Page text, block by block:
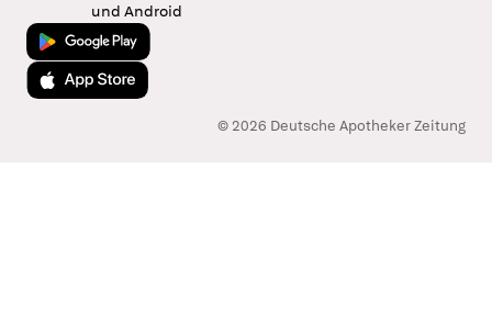
und Android
Jetzt bei Google Play
Laden im App Store
© 2026 Deutsche Apotheker Zeitung